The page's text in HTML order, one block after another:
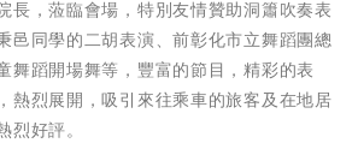
長，蒞臨會場，特別友情贊助洞簫吹奏表
邑同學的二胡表演、前彰化市立舞蹈團總
舞蹈開場舞等，豐富的節目，精彩的表
熱烈展開，吸引來往乘車的旅客及在地居
好評。